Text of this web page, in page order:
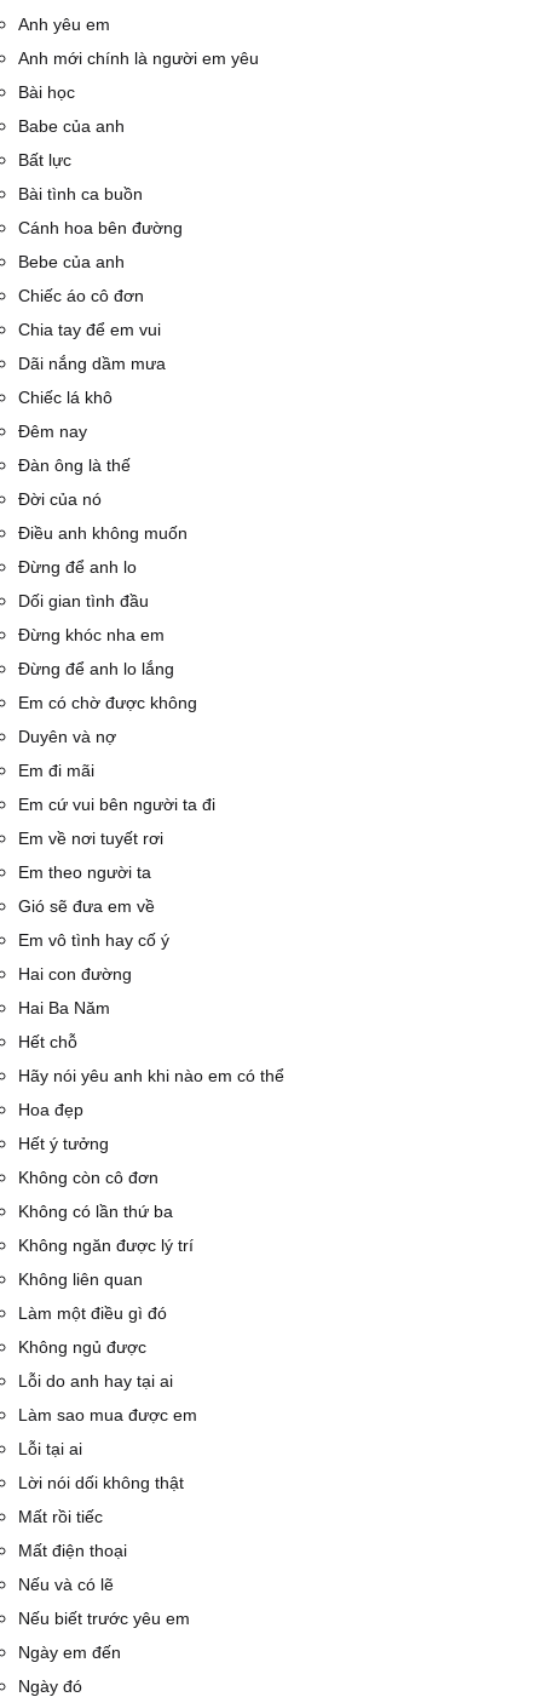
Anh yêu em
Anh mới chính là người em yêu
Bài học
Babe của anh
Bất lực
Bài tình ca buồn
Cánh hoa bên đường
Bebe của anh
Chiếc áo cô đơn
Chia tay để em vui
Dãi nắng dầm mưa
Chiếc lá khô
Đêm nay
Đàn ông là thế
Đời của nó
Điều anh không muốn
Đừng để anh lo
Dối gian tình đầu
Đừng khóc nha em
Đừng để anh lo lắng
Em có chờ được không
Duyên và nợ
Em đi mãi
Em cứ vui bên người ta đi
Em về nơi tuyết rơi
Em theo người ta
Gió sẽ đưa em về
Em vô tình hay cố ý
Hai con đường
Hai Ba Năm
Hết chỗ
Hãy nói yêu anh khi nào em có thể
Hoa đẹp
Hết ý tưởng
Không còn cô đơn
Không có lần thứ ba
Không ngăn được lý trí
Không liên quan
Làm một điều gì đó
Không ngủ được
Lỗi do anh hay tại ai
Làm sao mua được em
Lỗi tại ai
Lời nói dối không thật
Mất rồi tiếc
Mất điện thoại
Nếu và có lẽ
Nếu biết trước yêu em
Ngày em đến
Ngày đó